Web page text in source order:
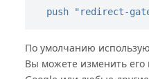
push "redirect-
По умолчанию
Вы можете изменить его